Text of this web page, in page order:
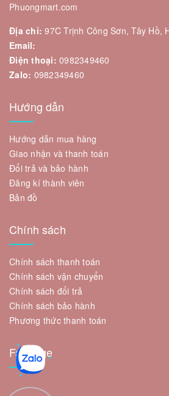
Phuongmart.com
Địa chỉ: 97C Trịnh Công Sơn, Tây Hồ,
Email:
Điện thoại: 0982349460
Zalo: 0982349460
Hướng dẫn
Hướng dẫn mua hàng
Giao nhận và thanh toán
Đổi trả và bảo hành
Đăng kí thành viên
Bản đồ
Chính sách
Chính sách thanh toán
Chính sách vận chuyển
Chính sách đổi trả
Chính sách bảo hành
Phương thức thanh toán
Fanpage